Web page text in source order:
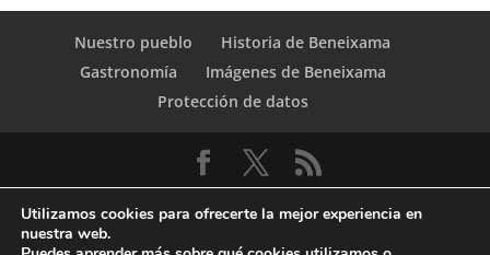
Nuestro pueblo
Historia de Beneixama
Gastronomía
Imágenes de Beneixama
Protección de datos
Utilizamos cookies para ofrecerte la mejor experiencia en
nuestra web.